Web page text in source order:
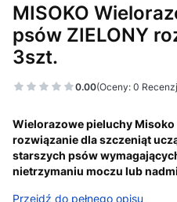
MISOKO
psów ZIELONY
3szt.
0.00(Oceny: 0
Wielorazowe pieluchy
rozwiązanie dla szczeniąt
starszych psów
nietrzymaniu moczu lub
Przejdź do pełnego opisu